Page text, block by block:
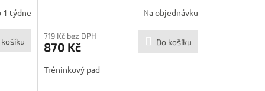
1 týdne Na objednávku
719 Kč bez DPH
870 Kč Do košíku
Tréninkový pad